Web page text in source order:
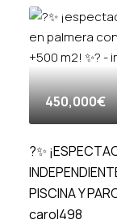
450,000€
?✨
PISCINA Y
carol498